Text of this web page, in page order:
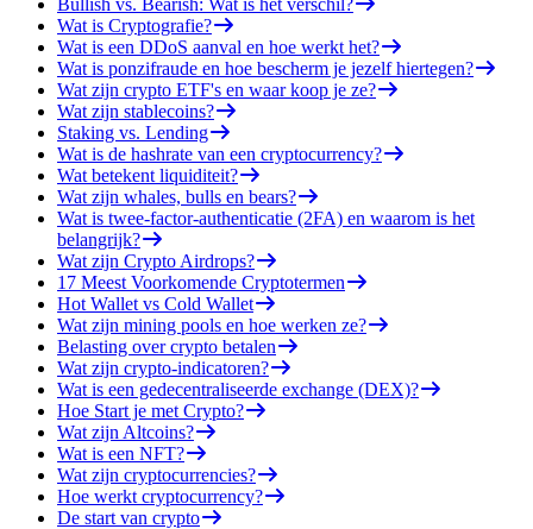
Wat is Cryptografie?
Wat is een DDoS aanval en hoe werkt het?
Wat is ponzifraude en hoe bescherm je jezelf hiertegen?
Wat zijn crypto ETF's en waar koop je ze?
Wat zijn stablecoins?
Staking vs. Lending
Wat is de hashrate van een cryptocurrency?
Wat betekent liquiditeit?
Wat zijn whales, bulls en bears?
Wat is twee-factor-authenticatie (2FA) en waarom is het
belangrijk?
Wat zijn Crypto Airdrops?
17 Meest Voorkomende Cryptotermen
Hot Wallet vs Cold Wallet
Wat zijn mining pools en hoe werken ze?
Belasting over crypto betalen
Wat zijn crypto-indicatoren?
Wat is een gedecentraliseerde exchange (DEX)?
Hoe Start je met Crypto?
Wat zijn Altcoins?
Wat is een NFT?
Wat zijn cryptocurrencies?
Hoe werkt cryptocurrency?
De start van crypto